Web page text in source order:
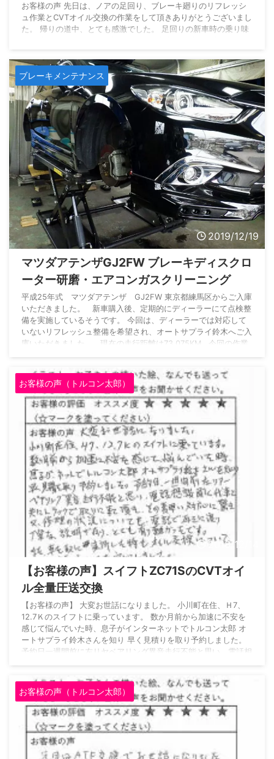
お客様の声 先日は、ノアの足回り、ブレーキ廻りのリフレッシ
ュ作業とCVTオイル交換の作業をして頂きありがとうございまし
た。 帰りの道中、とても感激でした。 足回りの新車時の乗り味
き、わかりやすい説明で丁寧な対応で本当に依頼してよかったと
思いました。 本当にありがとうございました。 定期的にメンテ
ナンス等でお世話になるかと思いますが、これからもよろしくお
願いいたします。 神奈川県座間市在住 及 ...
ブレーキメンテナンス
2019/12/19
マツダアテンザGJ2FW ブレーキディスクロ
ーター研磨・エアコンガスクリーニング
平成25年式 マツダアテンザ GJ2FW 東京都練馬区からご入庫
いただきました。 新車購入後、定期的にディーラーにて点検整
備を実施しているそうです。 今回は、ディーラーでは対応して
いないリフレッシュ整備を希望され、オートサプライ鈴木へご入
庫いただきました。 現在の走行距離は73,075KM 今回の作業
1） ATオイルパン・ストレーナー交換・内部洗浄・ ...
お客様の声（トルコン太郎）
2018/12/14
【お客様の声】スイフトZC71SのCVTオイ
ル全量圧送交換
【お客様の声】 大変お世話になりました。 小川町在住、Ｈ7、
12.7Ｋのスイフトに乗っています。 数か月前から加速に不安を
感じて悩んでいた時、息子がインターネットでトルコン太郎 オ
ートサプライ鈴木さんを知り 早く見積りを取り予約しました。
予約日一週間前に左リヤベアリング異音走行不能と思い、電話相
明が有り、とても有り難かったです。 また、車を取りに来所し
た時もオイル交換について丁寧な説明、と ...
お客様の声（トルコン太郎）